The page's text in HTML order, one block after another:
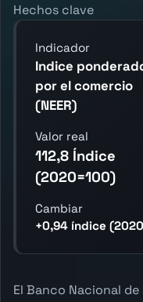
Hechos clave
Indicador
Indice
por el comercio
(NEER)
Valor real
112,8 Índice
(2020=100)
Cambiar
+0,94 índice
El Banco Nacional